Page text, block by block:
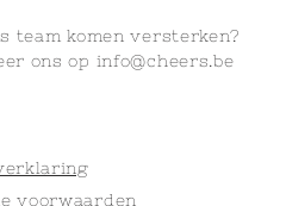
team komen versterken?
ons op info@cheers.be
voorwaarden